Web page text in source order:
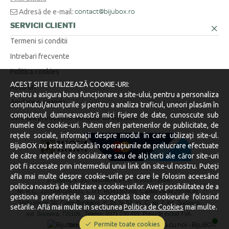
Adresă de e-mail: contact@bijubox.ro
SERVICII CLIENTI
Termeni si conditii
Intrebari frecvente
Politica cookies
Retururi
Anulare comanda
Garantia produselor vandute de BijuBOX
© Copyright S.C. BIJUBOX S.R.L. © 2019 -2026.
Nr. R.C.: J2019001260331, C.U.I.: RO41357168, Capital social 200 RON.
Sediu social: Str. Calea Burdujeni, nr. 25, bl. 52, sc. C, ap. 7, loc. Suceava,
jud. Suceava, 720106.
Telefon: 0371 230 499. Preturile includ TVA.
Stocurile sunt afișate în timp real.
Permite toate cookies
ACEST SITE UTILIZEAZĂ COOKIE-URI:
Pentru a asigura buna funcționare a site-ului, pentru a personaliza
conținutul/anunțurile și pentru a analiza traficul, uneori plasăm în
computerul dumneavoastră mici fișiere de date, cunoscute sub
numele de cookie-uri. Putem oferi partenerilor de publicitate, de
rețele sociale, informații despre modul în care utilizați site-ul.
BijuBOX nu este implicată în operațiunile de prelucrare efectuate
de către rețelele de socializare sau de alți terti ale căror site-uri
pot fi accesate prin intermediul unui link din site-ul nostru. Puteți
afla mai multe despre cookie-urile pe care le folosim aceesând
politica noastră de utilziare a cookie-urilor. Aveți posibilitatea de a
gestiona preferințele sau acceptată toate cookieurile folosind
setările. Află mai multe in sectiunea Politica de Cookiesmai multe.